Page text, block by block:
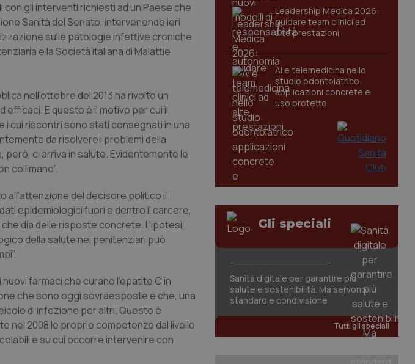
gli interventi richiesti ad un Paese che
Sanità del Senato, intervenendo ieri
sulle patologie infettive croniche
e la Società italiana di Malattie
nell’ottobre del 2013 ha rivolto un
E questo è il motivo per cui il
cui riscontri sono stati consegnati in una
da risolvere i problemi della
ci arriva in salute. Evidentemente le
collimano”.
all’attenzione del decisore politico il
epidemiologici fuori e dentro il carcere,
dia delle risposte concrete. L’ipotesi,
della salute nei penitenziari può
farmaci che curano l’epatite C in
che sono oggi sovraesposte e che, una
di infezione per altri. Questo è
nel 2008 le proprie competenze dal livello
e su cui occorre intervenire con
Leadership Medica 2026:
guidare team clinici ad
alte prestazioni
AI e telemedicina nello
studio odontoiatrico:
applicazioni concrete e
uso protetto
Gli speciali
Sanità digitale per garantire più
salute e sostenibilità. Ma servono
standard e condivisione
Tutti gli speciali